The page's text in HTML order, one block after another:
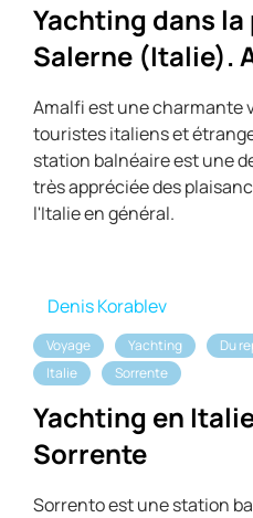
Yachting dans
Salerne (Italie).
Amalfi est une charmante
touristes italiens et
station balnéaire est une
très appréciée des
l'Italie en général.
Denis Korablev
Voyage Yachting Du
Italie
Sorrente
Yachting en
Sorrente
Sorrento est une station